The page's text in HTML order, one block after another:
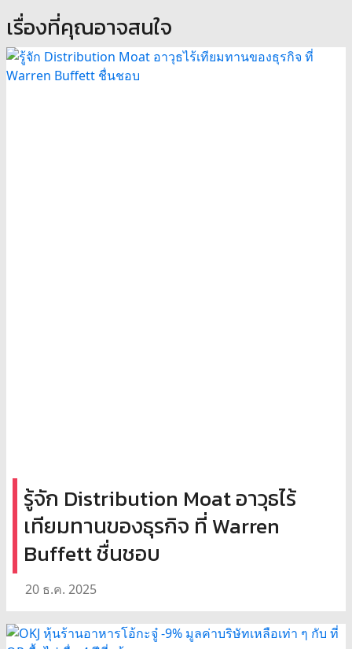
เรื่องที่คุณอาจสนใจ
รู้จัก Distribution Moat อาวุธไร้
เทียมทานของธุรกิจ ที่ Warren
Buffett ชื่นชอบ
20 ธ.ค. 2025